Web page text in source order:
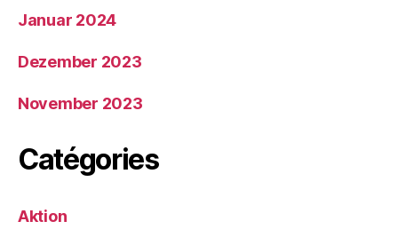
Januar 2024
Dezember 2023
November 2023
Catégories
Aktion